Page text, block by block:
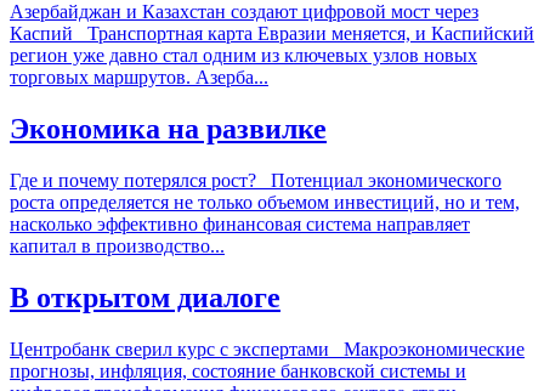
Азербайджан и Казахстан создают цифровой мост через
Каспий Транспортная карта Евразии меняется, и Каспийский
регион уже давно стал одним из ключевых узлов новых
торговых маршрутов. Азерба...
Экономика на развилке
Где и почему потерялся рост? Потенциал экономического
роста определяется не только объемом инвестиций, но и тем,
насколько эффективно финансовая система направляет
капитал в производство...
В открытом диалоге
Центробанк сверил курс с экспертами Макроэкономические
прогнозы, инфляция, состояние банковской системы и